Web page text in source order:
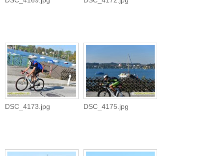
DSC_4173.jpg DSC_4175.jpg